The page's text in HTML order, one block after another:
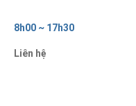
8h00 ~ 17h30
Liên hệ